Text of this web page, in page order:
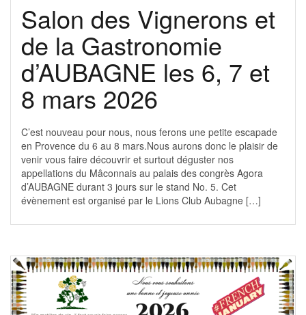
Salon des Vignerons et
de la Gastronomie
d’AUBAGNE les 6, 7 et
8 mars 2026
C’est nouveau pour nous, nous ferons une petite escapade
en Provence du 6 au 8 mars.Nous aurons donc le plaisir de
venir vous faire découvrir et surtout déguster nos
appellations du Mâconnais au palais des congrès Agora
d’AUBAGNE durant 3 jours sur le stand No. 5. Cet
évènement est organisé par le Lions Club Aubagne […]